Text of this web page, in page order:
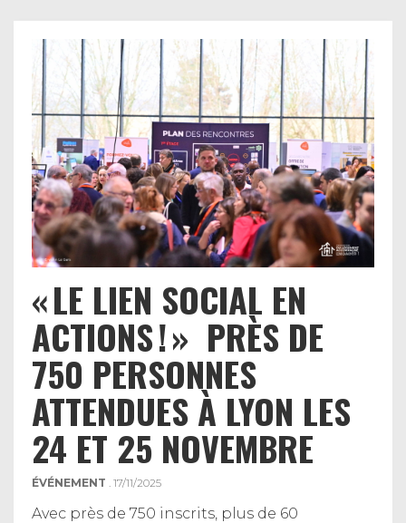
« LE LIEN SOCIAL EN
ACTIONS ! » PRÈS DE
750 PERSONNES
ATTENDUES À LYON LES
24 ET 25 NOVEMBRE
ÉVÉNEMENT . 17/11/2025
Avec près de 750 inscrits, plus de 60